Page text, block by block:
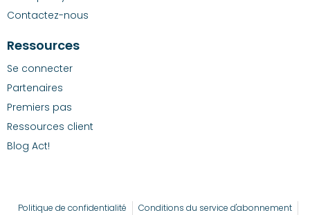
Contactez-nous
Ressources
Se connecter
Partenaires
Premiers pas
Ressources client
Blog Act!
Politique de confidentialité
Conditions du service d'abonnement